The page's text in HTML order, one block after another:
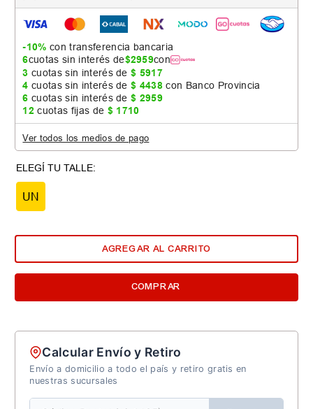
-10% con transferencia bancaria
6cuotas sin interés de$2959con
3 cuotas sin interés de$ 5917
4 cuotas sin interés de$ 4438 con Banco Provincia
6 cuotas sin interés de$ 2959
12 cuotas fijas de $ 1710
Ver todos los medios de pago
UN
AGREGAR AL CARRITO
COMPRAR
Calcular Envío y Retiro
Envío a domicilio a todo el país y retiro gratis en
nuestras sucursales